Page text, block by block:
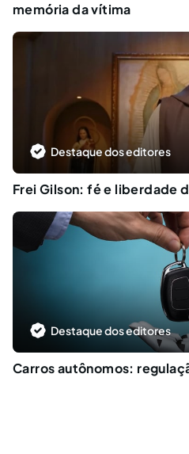
memória da vítima
Destaque dos editores
Frei Gilson: fé e liberdade
Destaque dos editores
Carros autônomos: